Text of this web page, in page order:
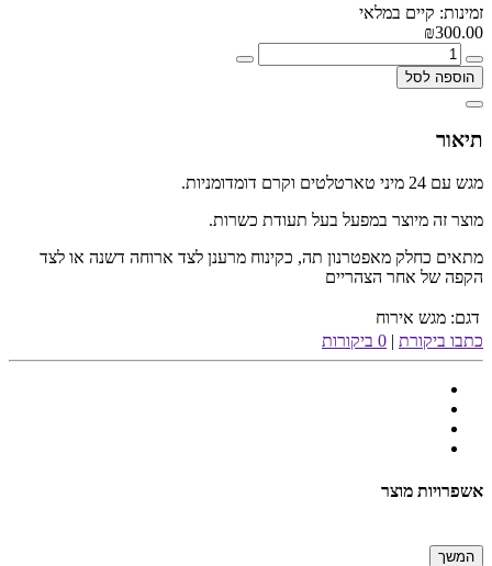
זמינות: קיים במלאי
₪300.00
הוספה לסל
תיאור
מגש עם 24 מיני טארטלטים וקרם דומדומניות.
מוצר זה מיוצר במפעל בעל תעודת כשרות.
מתאים כחלק מאפטרנון תה, כקינוח מרענן לצד ארוחה דשנה או לצד
הקפה של אחר הצהריים
דגם: מגש אירוח
כתבו ביקורת | 0 ביקורות
אשפרויות מוצר
המשך